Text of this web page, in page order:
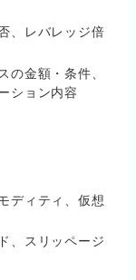
、レバレッジ倍
の金額・条件、
ション内容
ディティ、仮想
、スリッページ